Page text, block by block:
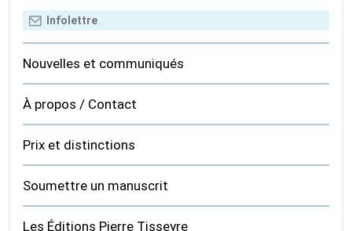
Nouvelles et communiqués
À propos / Contact
Prix et distinctions
Soumettre un manuscrit
Les Éditions Pierre Tisseyre